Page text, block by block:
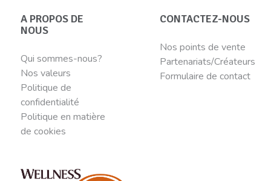
A PROPOS DE
NOUS
Qui sommes-nous?
Nos valeurs
Politique de
confidentialité
Politique en matière
de cookies
CONTACTEZ-NOUS
Nos points de vente
Partenariats/Créateurs
Formulaire de contact